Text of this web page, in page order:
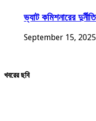
ভ্যাট কমিশনারের
September 15, 2025
খবরের ছবি